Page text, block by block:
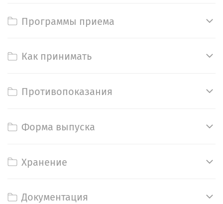
Программы приема
Как принимать
Противопоказания
Форма выпуска
Хранение
Документация